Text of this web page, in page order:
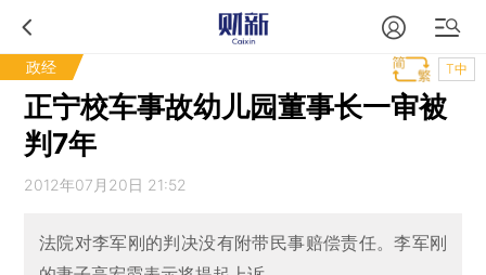
政经 T中
正宁校车事故幼儿园董事长一审被
判7年
2012年07月20日 21:52
法院对李军刚的判决没有附带民事赔偿责任。李军刚